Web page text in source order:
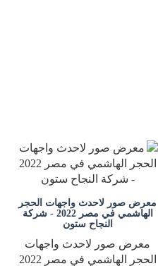
معرض صور لاحدث واجهات الحجر
الهاشمي في مصر 2022 - شركة
النجاح ستون
معرض صور لاحدث واجهات
الحجر الهاشمي في مصر 2022